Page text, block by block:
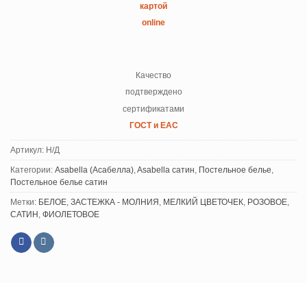
картой
online
Качество
подтверждено
сертификатами
ГОСТ и ЕАС
Артикул: Н/Д
Категории: Asabella (Асабелла) Asabella сатин Постельное белье
Постельное белье сатин
Метки: БЕЛОЕ ЗАСТЕЖКА - МОЛНИЯ МЕЛКИЙ ЦВЕТОЧЕК РОЗОВОЕ
САТИН
ФИОЛЕТОВОЕ